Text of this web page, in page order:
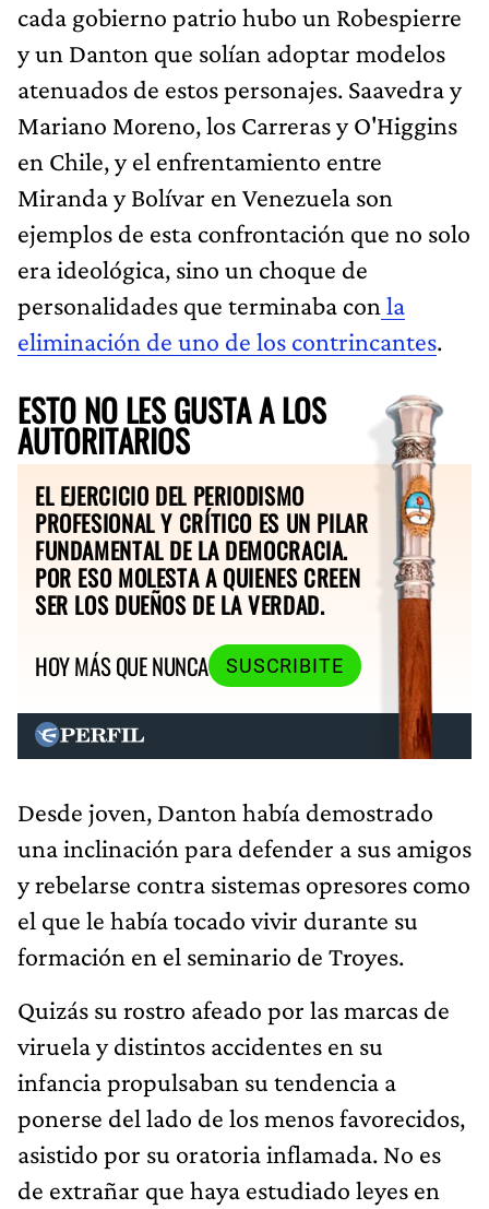
cada gobierno patrio hubo un Robespierre
y un Danton que solían adoptar modelos
atenuados de estos personajes. Saavedra y
Mariano Moreno, los Carreras y O'Higgins
en Chile, y el enfrentamiento entre
Miranda y Bolívar en Venezuela son
ejemplos de esta confrontación que no solo
era ideológica, sino un choque de
personalidades que terminaba con la
eliminación de uno de los contrincantes.
ESTO NO LES GUSTA A LOS
AUTORITARIOS
EL EJERCICIO DEL PERIODISMO
PROFESIONAL Y CRÍTICO ES UN PILAR
FUNDAMENTAL DE LA DEMOCRACIA.
POR ESO MOLESTA A QUIENES CREEN
SER LOS DUEÑOS DE LA VERDAD.
HOY MÁS QUE NUNCA
SUSCRIBITE
Desde joven, Danton había demostrado
una inclinación para defender a sus amigos
y rebelarse contra sistemas opresores como
el que le había tocado vivir durante su
formación en el seminario de Troyes.
Quizás su rostro afeado por las marcas de
viruela y distintos accidentes en su
infancia propulsaban su tendencia a
ponerse del lado de los menos favorecidos,
asistido por su oratoria inflamada. No es
de extrañar que haya estudiado leyes en